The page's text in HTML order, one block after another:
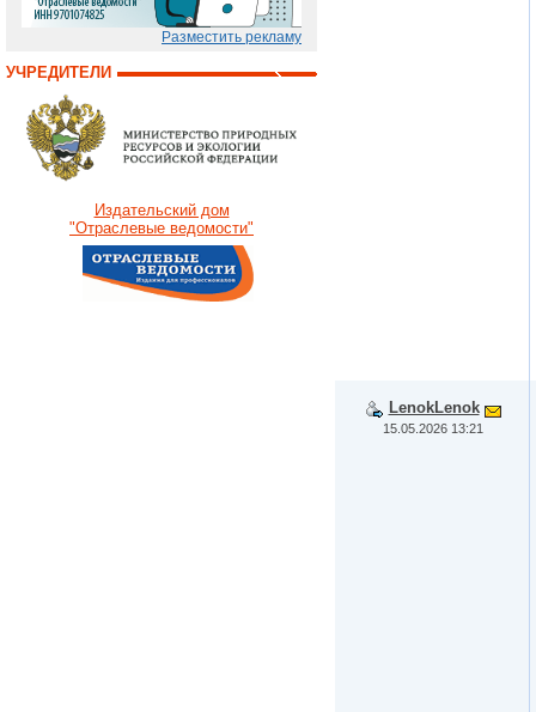
Разместить рекламу
УЧРЕДИТЕЛИ
Издательский дом
"Отраслевые ведомости"
LenokLenok
15.05.2026 13:21